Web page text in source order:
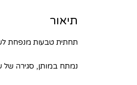
תיאור
תחתית טבעות מנפחת
נמתח במותן, סגירה של